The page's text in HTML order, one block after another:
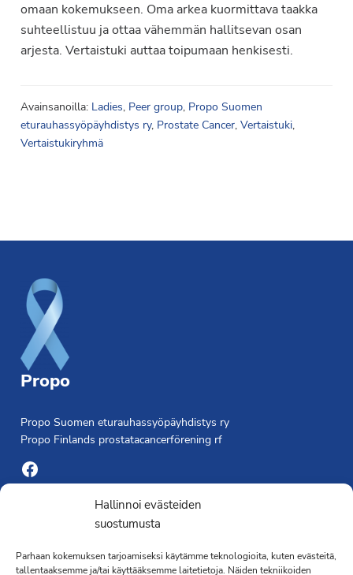
Hallinnoi evästeiden
suostumusta
Parhaan kokemuksen tarjoamiseksi käytämme teknologioita, kuten evästeitä,
tallentaaksemme ja/tai käyttääksemme laitetietoja. Näiden tekniikoiden
omaan kokemukseen. Oma arkea kuormittava taakka
suhteellistuu ja ottaa vähemmän hallitsevan osan
arjesta. Vertaistuki auttaa toipumaan henkisesti.
Avainsanoilla: Ladies, Peer group, Propo Suomen
eturauhassyöpäyhdistys ry, Prostate Cancer, Vertaistuki,
Vertaistukiryhmä
Propo
Propo Suomen eturauhassyöpäyhdistys ry
Propo Finlands prostatacancerförening rf
Facebook
Yhdistyksen toimisto
Laivapojankatu 3 C, 00180 Helsinki
toimisto@propo.fi